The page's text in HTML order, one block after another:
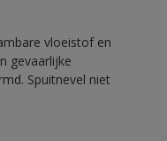
vloeistof en
gevaarlijke
Spuitnevel niet